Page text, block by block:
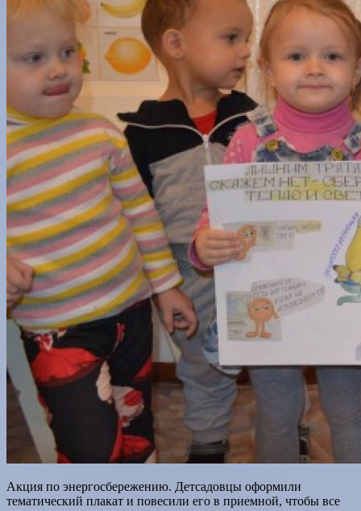
Акция по энергосбережению. Детсадовцы оформили
тематический плакат и повесили его в приемной, чтобы все